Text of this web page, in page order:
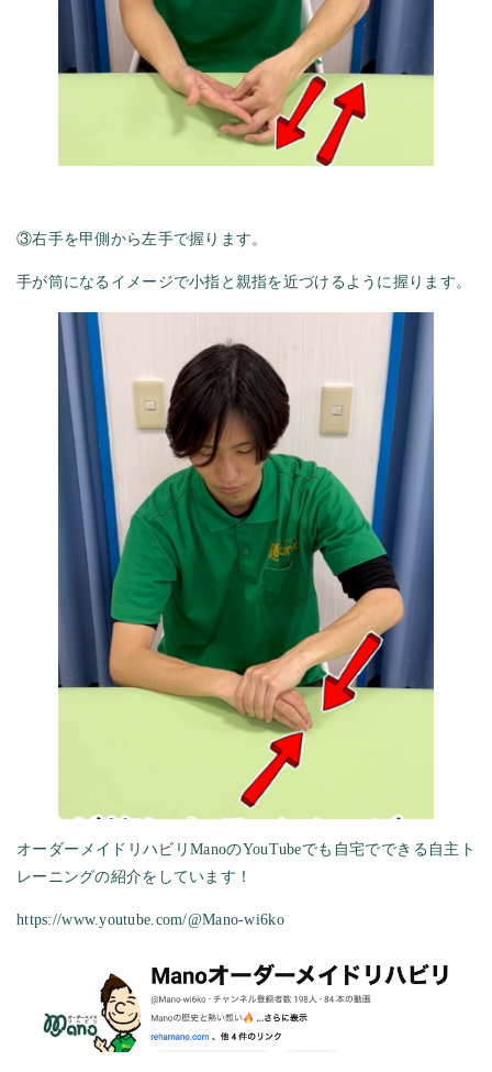
③右手を甲側から左手で握ります。
手が筒になるイメージで小指と親指を近づけるように握ります。
オーダーメイドリハビリManoのYouTubeでも自宅でできる自主ト
レーニングの紹介をしています！
https://www.youtube.com/@Mano-wi6ko